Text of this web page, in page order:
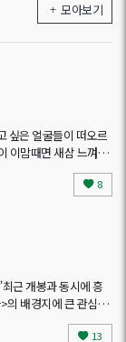
모아보기
싶은 얼굴들이 떠오르
이맘때면 새삼 느껴지
8
근 개봉과 동시에 흥
배경지에 큰 관심이
13